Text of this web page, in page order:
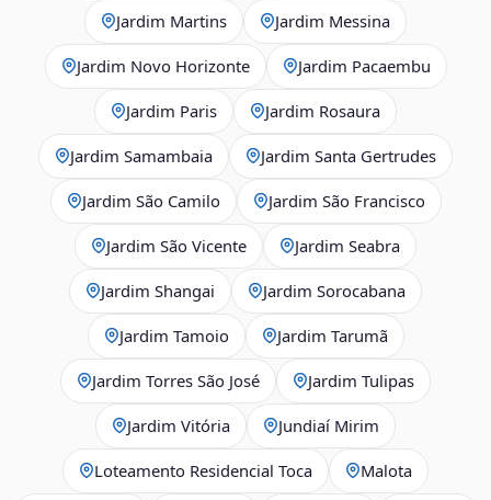
Jardim Martins Jardim Messina
Jardim Novo Horizonte Jardim Pacaembu
Jardim Paris Jardim Rosaura
Jardim Samambaia Jardim Santa Gertrudes
Jardim São Camilo Jardim São Francisco
Jardim São Vicente Jardim Seabra
Jardim Shangai Jardim Sorocabana
Jardim Tamoio Jardim Tarumã
Jardim Torres São José Jardim Tulipas
Jardim Vitória Jundiaí Mirim
Loteamento Residencial Toca Malota